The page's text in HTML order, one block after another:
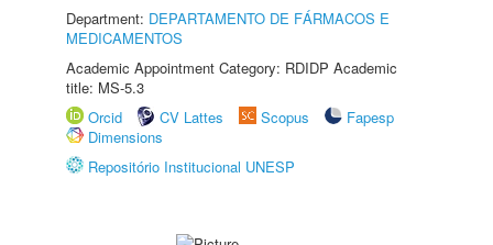
Department: DEPARTAMENTO DE FÁRMACOS E
MEDICAMENTOS
Academic Appointment Category: RDIDP Academic
title: MS-5.3
Orcid
CV Lattes Scopus
Fapesp
Dimensions
Repositório Institucional UNESP